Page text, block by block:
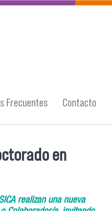
Frecuentes Contacto
en
realizan una nueva